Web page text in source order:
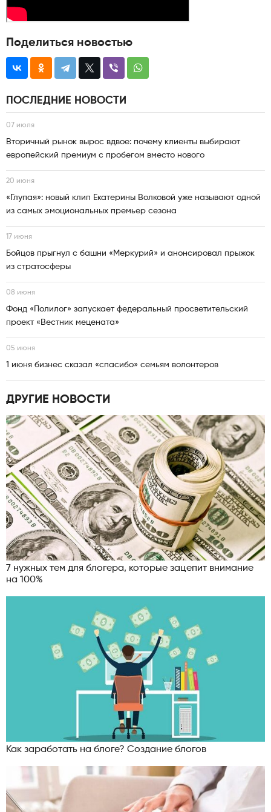
Поделиться новостью
ПОСЛЕДНИЕ НОВОСТИ
07 июля
Вторичный рынок вырос вдвое: почему клиенты выбирают
европейский премиум с пробегом вместо нового
20 июня
«Глупая»: новый клип Екатерины Волковой уже называют одной
из самых эмоциональных премьер сезона
17 июня
Бойцов прыгнул с башни «Меркурий» и анонсировал прыжок
из стратосферы
08 июня
Фонд «Полилог» запускает федеральный просветительский
проект «Вестник мецената»
05 июня
1 июня бизнес сказал «спасибо» семьям волонтеров
ДРУГИЕ НОВОСТИ
7 нужных тем для блогера, которые зацепит внимание
на 100%
Как заработать на блоге? Создание блогов